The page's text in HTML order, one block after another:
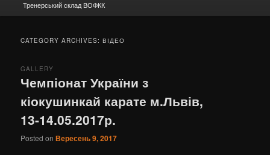
Тренерський склад ВОФКК
CATEGORY ARCHIVES:ВІДЕО
Чемпіонат України з
кіокушинкай карате м.Львів,
13-14.05.2017р.
GALLERY
Posted onВересень 9, 2017